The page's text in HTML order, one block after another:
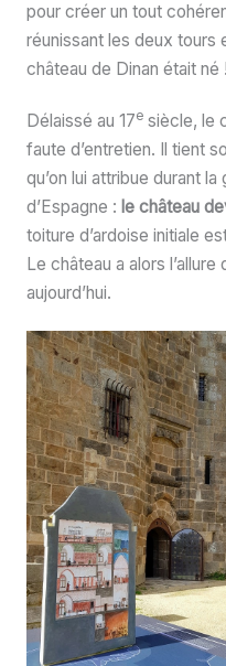
pour créer un tout
réunissant les deux tours
château de Dinan était né !
Délaissé au 17esiècle, le
faute d’entretien. Il tient
qu’on lui attribue durant
d’Espagne : le château
toiture d’ardoise initiale
Le château a alors
aujourd’hui.